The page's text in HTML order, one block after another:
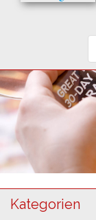
Kategorien